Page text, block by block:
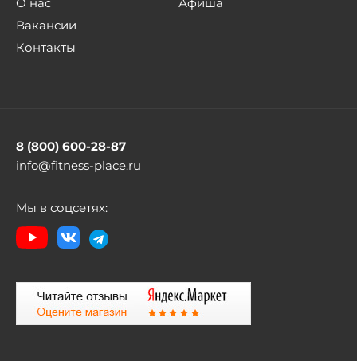
Вакансии
Контакты
8 (800) 600-28-87
info@fitness-place.ru
Мы в соцсетях: